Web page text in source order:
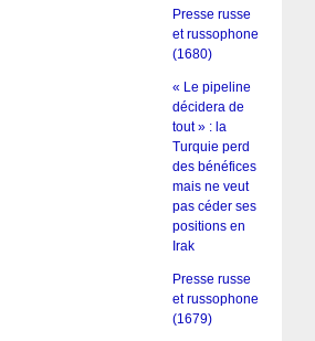
Presse russe
et russophone
(1680)
« Le pipeline
décidera de
tout » : la
Turquie perd
des bénéfices
mais ne veut
pas céder ses
positions en
Irak
Presse russe
et russophone
(1679)